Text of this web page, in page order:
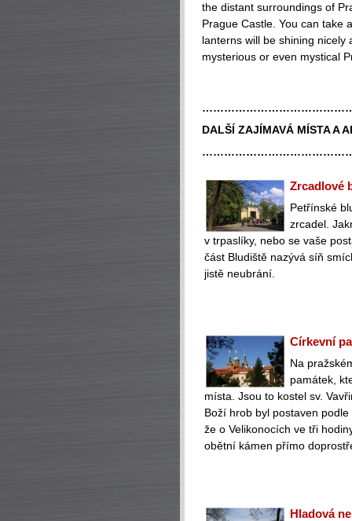
the distant surroundings of
Prague Castle. You can take
lanterns will be shining
mysterious or even mystical
DALŠÍ ZAJÍMAVÁ MÍSTA A
Zrcadlové
Petřínské
zrcadel.
v trpaslíky, nebo se vaše
část Bludiště nazývá síň
jistě neubrání.
Církevní
Na
památek,
místa. Jsou to kostel sv.
Boží hrob byl postaven
že o Velikonocích ve tři
obětní kámen přímo
Hladová